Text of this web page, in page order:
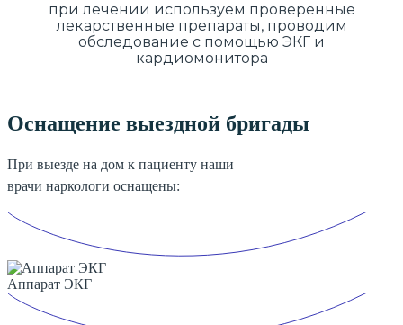
при лечении используем проверенные
лекарственные препараты, проводим
обследование с помощью ЭКГ и
кардиомонитора
Оснащение выездной бригады
При выезде на дом к пациенту наши
врачи наркологи оснащены:
Аппарат ЭКГ